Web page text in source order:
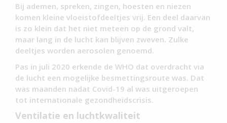
Bij ademen, spreken, zingen, hoesten en niezen
komen kleine vloeistofdeeltjes vrij. Een deel daarvan
is zo klein dat het niet meteen op de grond valt,
maar lang in de lucht kan blijven zweven. Zulke
deeltjes worden aerosolen genoemd.
Pas in juli 2020 erkende de WHO dat overdracht via
de lucht een mogelijke besmettingsroute was. Dat
was maanden nadat Covid-19 al was uitgeroepen
tot internationale gezondheidscrisis.
Ventilatie en luchtkwaliteit